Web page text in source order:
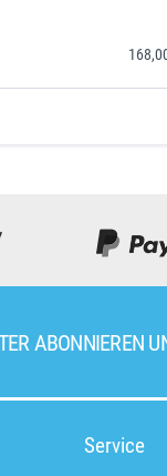
ABONNIEREN
Service